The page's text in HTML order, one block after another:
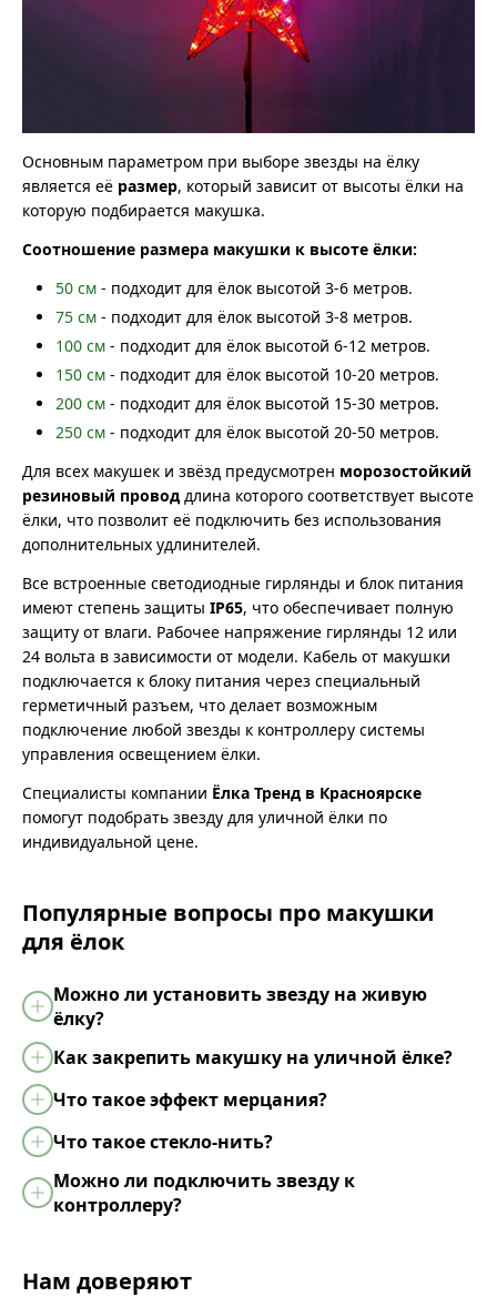
Основным параметром при выборе звезды на ёлку
является её размер, который зависит от высоты ёлки на
которую подбирается макушка.
Соотношение размера макушки к высоте ёлки:
50 см - подходит для ёлок высотой 3-6 метров.
75 см - подходит для ёлок высотой 3-8 метров.
100 см - подходит для ёлок высотой 6-12 метров.
150 см - подходит для ёлок высотой 10-20 метров.
200 см - подходит для ёлок высотой 15-30 метров.
250 см - подходит для ёлок высотой 20-50 метров.
Для всех макушек и звёзд предусмотрен морозостойкий
резиновый провод длина которого соответствует высоте
ёлки, что позволит её подключить без использования
дополнительных удлинителей.
Все встроенные светодиодные гирлянды и блок питания
имеют степень защиты IP65, что обеспечивает полную
защиту от влаги. Рабочее напряжение гирлянды 12 или
24 вольта в зависимости от модели. Кабель от макушки
подключается к блоку питания через специальный
герметичный разъем, что делает возможным
подключение любой звезды к контроллеру системы
управления освещением ёлки.
Специалисты компании Ёлка Тренд в Красноярске
помогут подобрать звезду для уличной ёлки по
индивидуальной цене.
Популярные вопросы про макушки
для ёлок
Можно ли установить звезду на живую
ёлку?
Как закрепить макушку на уличной ёлке?
Что такое эффект мерцания?
Что такое стекло-нить?
Можно ли подключить звезду к
контроллеру?
Нам доверяют